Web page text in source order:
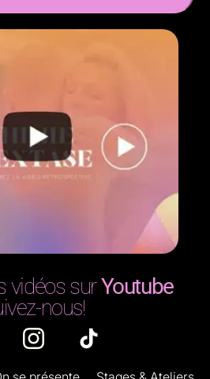
vidéos surYoutube
nous!